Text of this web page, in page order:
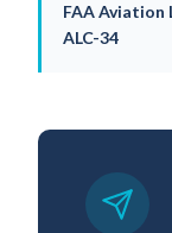
FAA Aviation
ALC-34